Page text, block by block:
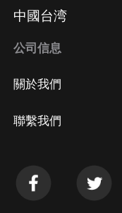
中國台湾
公司信息
關於我們
聯繫我們